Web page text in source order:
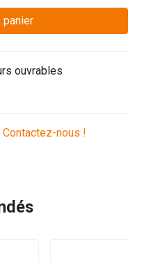
Ajouter au panier
ouvrables
Contactez-nous !